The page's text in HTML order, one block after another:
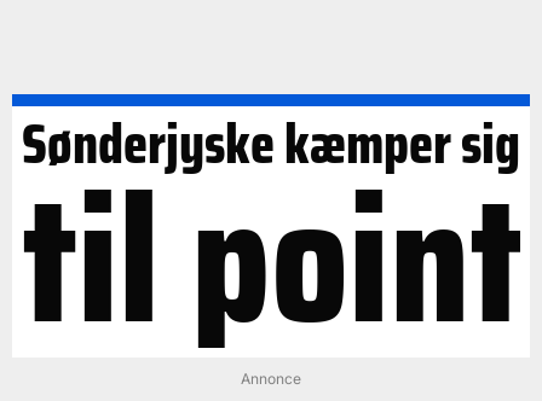
Sønderjyske kæmper sig
til point
Annonce